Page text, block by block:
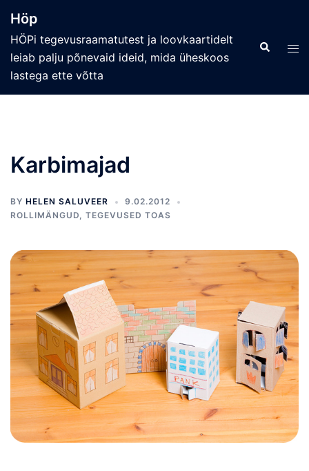
content
Höp
HÖPi tegevusraamatutest ja loovkaartidelt
leiab palju põnevaid ideid, mida üheskoos
lastega ette võtta
Search
Karbimajad
BY HELEN SALUVEER
9.02.2012
ROLLIMÄNGUD, TEGEVUSED TOAS